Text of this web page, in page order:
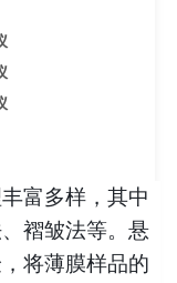
富多样，其中
褶皱法等。悬
将薄膜样品的